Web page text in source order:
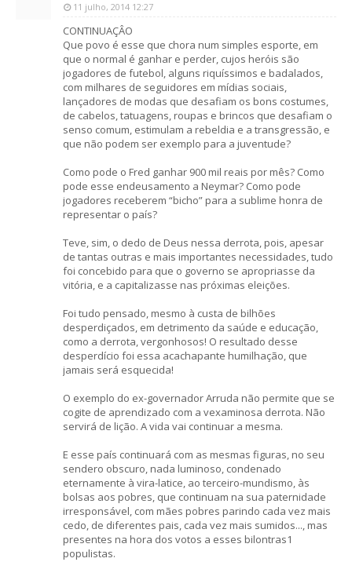
11 julho, 2014 12:27
CONTINUAÇÂO
Que povo é esse que chora num simples esporte, em
que o normal é ganhar e perder, cujos heróis são
jogadores de futebol, alguns riquíssimos e badalados,
com milhares de seguidores em mídias sociais,
lançadores de modas que desafiam os bons costumes,
de cabelos, tatuagens, roupas e brincos que desafiam o
senso comum, estimulam a rebeldia e a transgressão, e
que não podem ser exemplo para a juventude?
Como pode o Fred ganhar 900 mil reais por mês? Como
pode esse endeusamento a Neymar? Como pode
jogadores receberem “bicho” para a sublime honra de
representar o país?
Teve, sim, o dedo de Deus nessa derrota, pois, apesar
de tantas outras e mais importantes necessidades, tudo
foi concebido para que o governo se apropriasse da
vitória, e a capitalizasse nas próximas eleições.
Foi tudo pensado, mesmo à custa de bilhões
desperdiçados, em detrimento da saúde e educação,
como a derrota, vergonhosos! O resultado desse
desperdício foi essa acachapante humilhação, que
jamais será esquecida!
O exemplo do ex-governador Arruda não permite que se
cogite de aprendizado com a vexaminosa derrota. Não
servirá de lição. A vida vai continuar a mesma.
E esse país continuará com as mesmas figuras, no seu
sendero obscuro, nada luminoso, condenado
eternamente à vira-latice, ao terceiro-mundismo, às
bolsas aos pobres, que continuam na sua paternidade
irresponsável, com mães pobres parindo cada vez mais
cedo, de diferentes pais, cada vez mais sumidos..., mas
presentes na hora dos votos a esses bilontras1
populistas.